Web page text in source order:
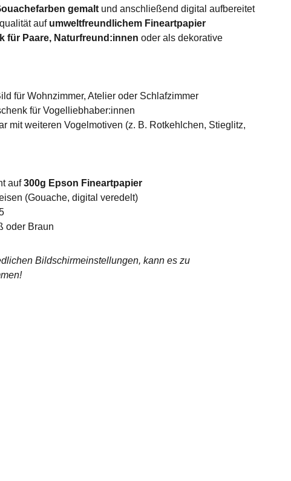
gemalt und anschließend digital aufbereitet
auf umweltfreundlichem Fineartpapier
für Paare, Naturfreund:innen oder als dekorative
für Wohnzimmer, Atelier oder Schlafzimmer
für Vogelliebhaber:innen
mit weiteren Vogelmotiven (z. B. Rotkehlchen, Stieglitz,
auf300g Epson Fineartpapier
(Gouache, digital veredelt)
oder Braun
Bildschirmeinstellungen, kann es zu